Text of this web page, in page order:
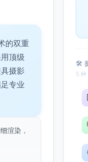
的双重
顶级
摄影
专业
渲染，
🛠
5